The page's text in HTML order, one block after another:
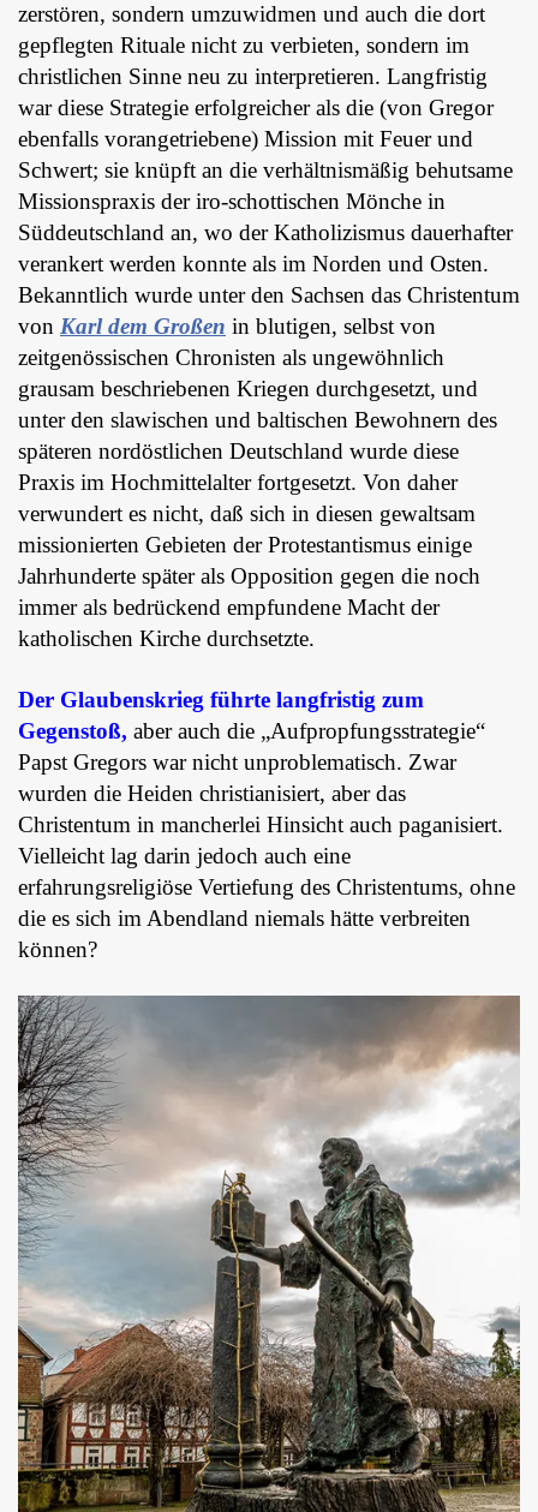
zerstören, sondern umzuwidmen und auch die dort
gepflegten Rituale nicht zu verbieten, sondern im
christlichen Sinne neu zu interpretieren. Langfristig
war diese Strategie erfolgreicher als die (von Gregor
ebenfalls vorangetriebene) Mission mit Feuer und
Schwert; sie knüpft an die verhältnismäßig behutsame
Missionspraxis der iro-schottischen Mönche in
Süddeutschland an, wo der Katholizismus dauerhafter
verankert werden konnte als im Norden und Osten.
Bekanntlich wurde unter den Sachsen das Christentum
von Karl dem Großen in blutigen, selbst von
zeitgenössischen Chronisten als ungewöhnlich
grausam beschriebenen Kriegen durchgesetzt, und
unter den slawischen und baltischen Bewohnern des
späteren nordöstlichen Deutschland wurde diese
Praxis im Hochmittelalter fortgesetzt. Von daher
verwundert es nicht, daß sich in diesen gewaltsam
missionierten Gebieten der Protestantismus einige
Jahrhunderte später als Opposition gegen die noch
immer als bedrückend empfundene Macht der
katholischen Kirche durchsetzte.
Der Glaubenskrieg führte langfristig zum
Gegenstoß, aber auch die „Aufpropfungsstrategie“
Papst Gregors war nicht unproblematisch. Zwar
wurden die Heiden christianisiert, aber das
Christentum in mancherlei Hinsicht auch paganisiert.
Vielleicht lag darin jedoch auch eine
erfahrungsreligiöse Vertiefung des Christentums, ohne
die es sich im Abendland niemals hätte verbreiten
können?